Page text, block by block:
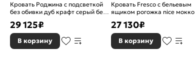
Кровать Роджина с подсветкой
без обивки дуб крафт серый без
основание, изголовье жесткое
29 125₽
В корзину
Кровать Fresco с бельевым
ящиком рогожка nice мокко
27 130₽
В корзину